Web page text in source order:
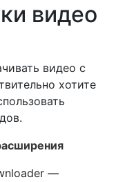
видео
видео с
хотите
—